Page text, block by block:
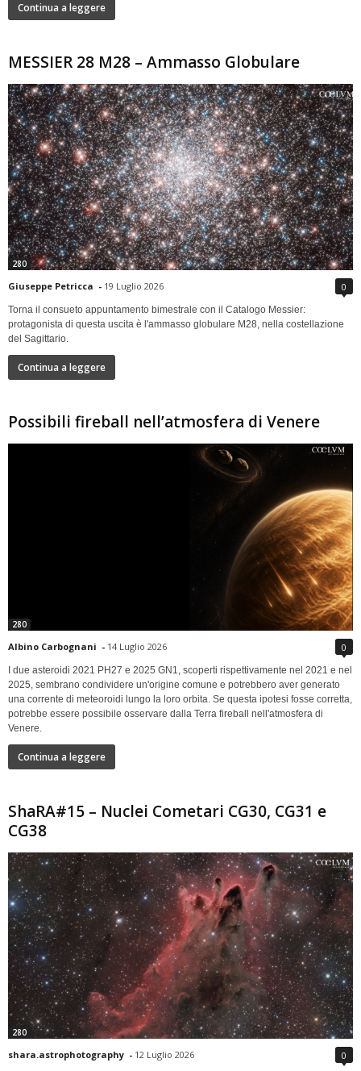
Continua a leggere
MESSIER 28 M28 – Ammasso Globulare
280
Giuseppe Petricca - 19 Luglio 2026 0
Torna il consueto appuntamento bimestrale con il Catalogo Messier:
protagonista di questa uscita è l'ammasso globulare M28, nella costellazione
del Sagittario.
Continua a leggere
Possibili fireball nell’atmosfera di Venere
280
Albino Carbognani - 14 Luglio 2026 0
I due asteroidi 2021 PH27 e 2025 GN1, scoperti rispettivamente nel 2021 e nel
2025, sembrano condividere un'origine comune e potrebbero aver generato
una corrente di meteoroidi lungo la loro orbita. Se questa ipotesi fosse corretta,
potrebbe essere possibile osservare dalla Terra fireball nell'atmosfera di
Venere.
Continua a leggere
ShaRA#15 – Nuclei Cometari CG30, CG31 e
CG38
280
shara.astrophotography - 12 Luglio 2026 0